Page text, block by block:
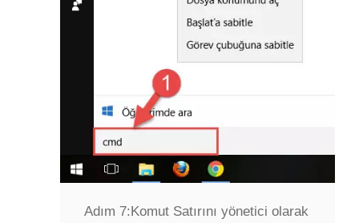
Adım 7:Komut Satırını yönetici olarak